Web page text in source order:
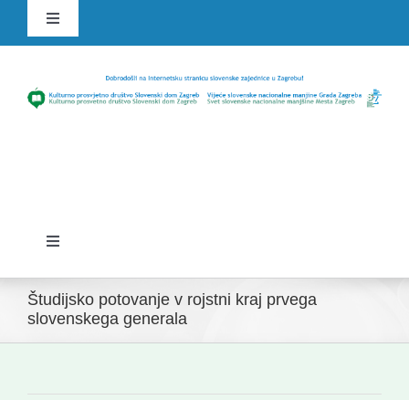
content
Toggle
Navigation
Toggle
Domov
Novice
Študijsko potovanje v rojstni kraj prvega
slovenskega generala